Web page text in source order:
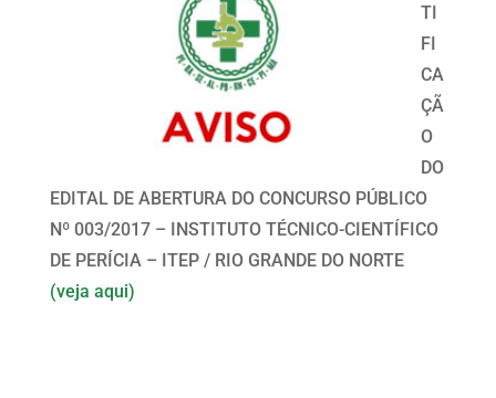
TI
FI
CA
ÇÃ
O
DO
EDITAL DE ABERTURA DO CONCURSO PÚBLICO
Nº 003/2017 – INSTITUTO TÉCNICO-CIENTÍFICO
DE PERÍCIA – ITEP / RIO GRANDE DO NORTE
(veja aqui)